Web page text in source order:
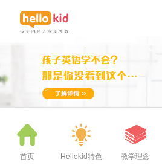
首页 Hellokid特色 教学理念